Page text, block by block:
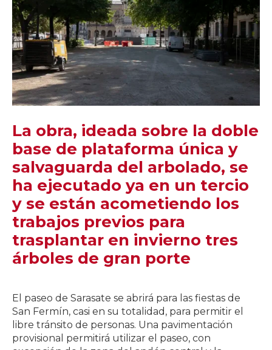
La obra, ideada sobre la doble
base de plataforma única y
salvaguarda del arbolado, se
ha ejecutado ya en un tercio
y se están acometiendo los
trabajos previos para
trasplantar en invierno tres
árboles de gran porte
El paseo de Sarasate se abrirá para las fiestas de
San Fermín, casi en su totalidad, para permitir el
libre tránsito de personas. Una pavimentación
provisional permitirá utilizar el paseo, con